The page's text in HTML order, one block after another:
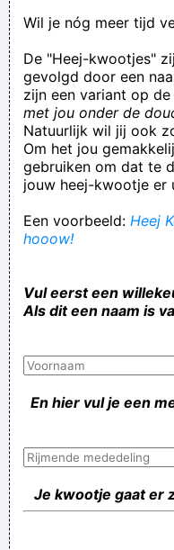
Wil je nóg meer tijd
De "Heej-kwootjes"
gevolgd door een
zijn een variant op
met jou onder de
Natuurlijk wil jij ook
Om het jou
gebruiken om dat te
jouw heej-kwootje er
Een voorbeeld: Heej
hooow!
Vul eerst een
Als dit een naam is
En hier vul je een
Je kwootje gaat er